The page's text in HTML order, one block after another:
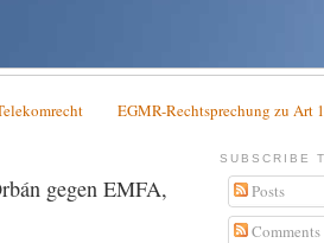
EGMR-Rechtsprechung zu Art
gegen EMFA,
SUBSCRIBE
Posts
Comments